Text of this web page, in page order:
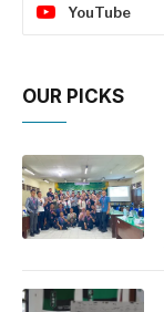
YouTube
OUR PICKS